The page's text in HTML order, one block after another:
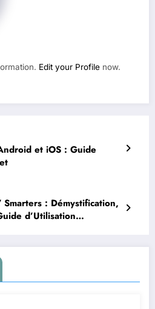
Edit your Profile now.
et iOS : Guide
Smarters : Démystification,
d’Utilisation